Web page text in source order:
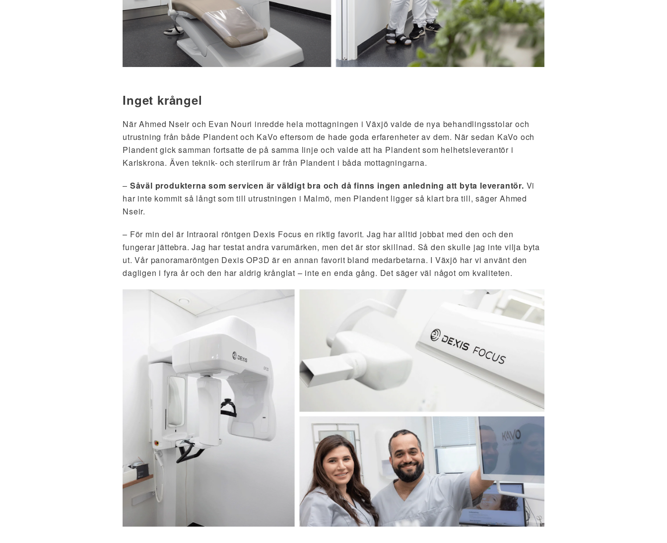
Inget krångel
När Ahmed Nseir och Evan Nouri inredde hela mottagningen i Växjö valde de nya behandlingsstolar och
utrustning från både Plandent och KaVo eftersom de hade goda erfarenheter av dem. När sedan KaVo och
Plandent gick samman fortsatte de på samma linje och valde att ha Plandent som helhetsleverantör i
Karlskrona. Även teknik- och sterilrum är från Plandent i båda mottagningarna.
– Såväl produkterna som servicen är väldigt bra och då finns ingen anledning att byta leverantör. Vi
har inte kommit så långt som till utrustningen i Malmö, men Plandent ligger så klart bra till, säger Ahmed
Nseir.
– För min del är Intraoral röntgen Dexis Focus en riktig favorit. Jag har alltid jobbat med den och den
fungerar jättebra. Jag har testat andra varumärken, men det är stor skillnad. Så den skulle jag inte vilja byta
ut. Vår panoramaröntgen Dexis OP3D är en annan favorit bland medarbetarna. I Växjö har vi använt den
dagligen i fyra år och den har aldrig krånglat – inte en enda gång. Det säger väl något om kvaliteten.